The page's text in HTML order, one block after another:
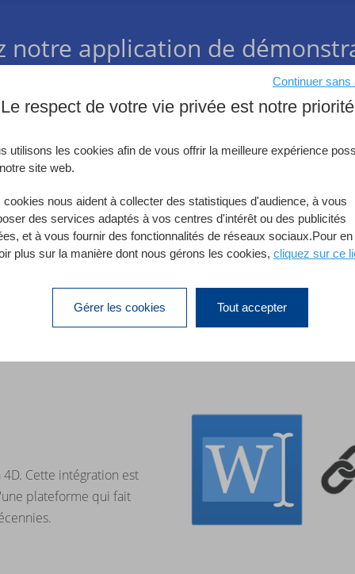
notre application de
laissez-vous inspirer
complet à partir de GitHub
et découvrez les
pour générer le document avec un minimum de code.
le comme source d'inspiration pour ajouter de la
Téléchargez le projet
Cette intégration est
plateforme qui fait
Le respect de votre vie privée est notre priorité
utilisons les cookies afin de vous offrir la meilleure expérience
site web.
cookies nous aident à collecter des statistiques d'audience, à vous
des services adaptés à vos centres d'intérêt ou des publicités
et à vous fournir des fonctionnalités de réseaux sociaux.Pour en
plus sur la manière dont nous gérons les cookies, cliquez sur ce
Gérer les cookies Tout accepter
Continuer sans